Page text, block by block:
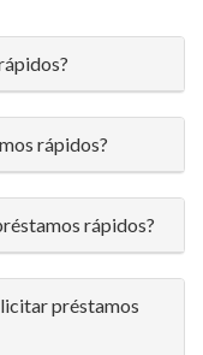
rápidos?
rápidos?
préstamos